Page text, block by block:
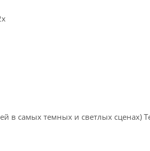
в самых темных и светлых сценах)